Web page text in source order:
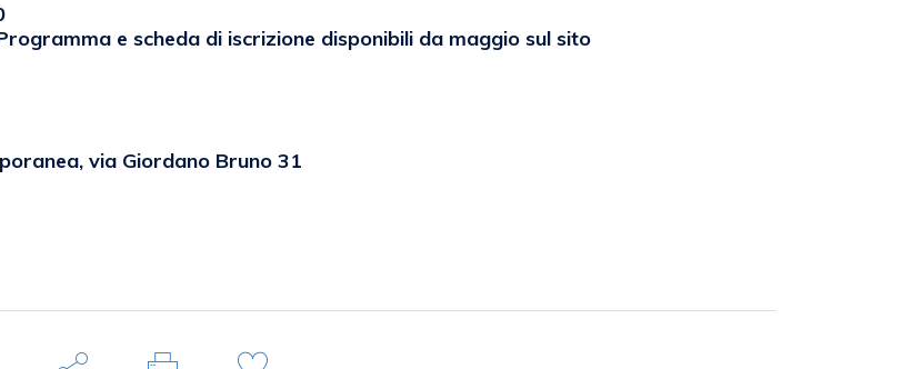
e scheda di iscrizione disponibili da maggio sul sito
via Giordano Bruno 31